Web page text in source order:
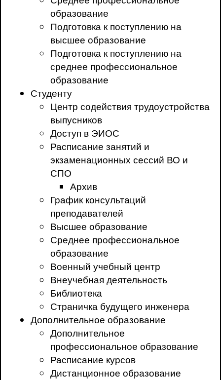
образование
Подготовка к поступлению на
высшее образование
Подготовка к поступлению на
среднее профессиональное
образование
Студенту
Центр содействия трудоустройства
выпусников
Доступ в ЭИОС
Расписание занятий и
экзаменационных сессий ВО и
СПО
Архив
График консультаций
преподавателей
Высшее образование
Среднее профессиональное
образование
Военный учебный центр
Внеучебная деятельность
Библиотека
Страничка будущего инженера
Дополнительное образование
Дополнительное
профессиональное образование
Расписание курсов
Дистанционное образование